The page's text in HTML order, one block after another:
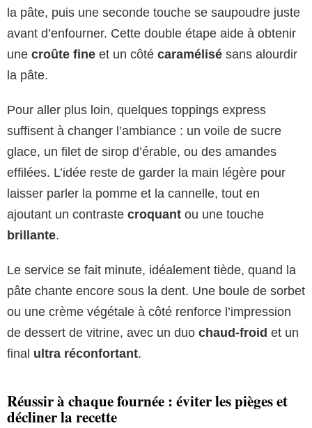
la pâte, puis une seconde touche se saupoudre juste
avant d’enfourner. Cette double étape aide à obtenir
une croûte fine et un côté caramélisé sans alourdir
la pâte.
Pour aller plus loin, quelques toppings express
suffisent à changer l’ambiance : un voile de sucre
glace, un filet de sirop d’érable, ou des amandes
effilées. L’idée reste de garder la main légère pour
laisser parler la pomme et la cannelle, tout en
ajoutant un contraste croquant ou une touche
brillante.
Le service se fait minute, idéalement tiède, quand la
pâte chante encore sous la dent. Une boule de sorbet
ou une crème végétale à côté renforce l’impression
de dessert de vitrine, avec un duo chaud-froid et un
final ultra réconfortant.
Réussir à chaque fournée : éviter les pièges et
décliner la recette